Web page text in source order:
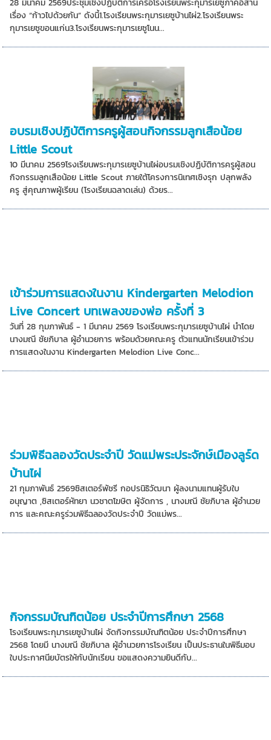
28 มีนาคม 2569ประชุมเชิงปฏิบัติการเครือโรงเรียนพระกุมารเยซูภาคอีสาน
เรื่อง “ก้าวไปด้วยกัน” ดังนี้1.โรงเรียนพระกุมารเยซูบ้านไผ่2.โรงเรียนพระ
กุมารเยซูขอนแก่น3.โรงเรียนพระกุมารเยซูโนน...
อบรมเชิงปฏิบัติการครูผู้สอนกิจกรรมลูกเสือน้อย
Little Scout
10 มีนาคม 2569โรงเรียนพระกุมารเยซูบ้านไผ่อบรมเชิงปฏิบัติการครูผู้สอน
กิจกรรมลูกเสือน้อย Little Scout ภายใต้โครงการนิเทศเชิงรุก ปลุกพลัง
ครู สู่คุณภาพผู้เรียน (โรงเรียนฉลาดเล่น) ด้วยร...
เข้าร่วมการแสดงในงาน Kindergarten Melodion
Live Concert บทเพลงของพ่อ ครั้งที่ 3
วันที่ 28 กุมภาพันธ์ - 1 มีนาคม 2569 โรงเรียนพระกุมารเยซูบ้านไผ่ นำโดย
นางมณี ชัยภิบาล ผู้อำนวยการ พร้อมด้วยคณะครู ตัวแทนนักเรียนเข้าร่วม
การแสดงในงาน Kindergarten Melodion Live Conc...
ร่วมพิธีฉลองวัดประจำปี วัดแม่พระประจักษ์เมืองลูร์ด
บ้านไผ่
21 กุมภาพันธ์ 2569ซิสเตอร์พัชรี กอปรนิธิวัฒนา ผู้ลงนามแทนผู้รับใบ
อนุญาต ,ซิสเตอร์หัทยา นวชาตโฆษิต ผู้จัดการ , นางมณี ชัยภิบาล ผู้อำนวย
การ และคณะครูร่วมพิธีฉลองวัดประจำปี วัดแม่พร...
กิจกรรมบัณฑิตน้อย ประจำปีการศึกษา 2568
โรงเรียนพระกุมารเยซูบ้านไผ่ จัดกิจกรรมบัณฑิตน้อย ประจำปีการศึกษา
2568 โดยมี นางมณี ชัยภิบาล ผู้อำนวยการโรงเรียน เป็นประธานในพิธีมอบ
ใบประกาศนียบัตรให้กับนักเรียน ขอแสดงความยินดีกับ...